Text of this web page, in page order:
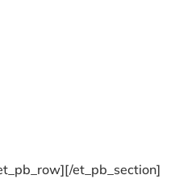
et_pb_section]